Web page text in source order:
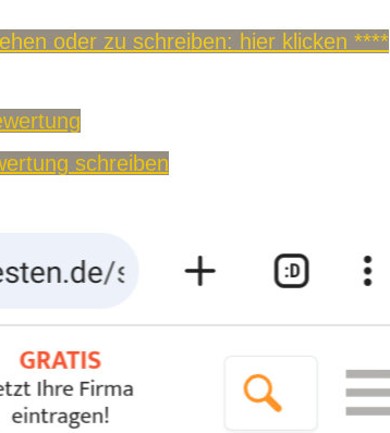
oder zu schreiben: hier klicken ****
schreiben